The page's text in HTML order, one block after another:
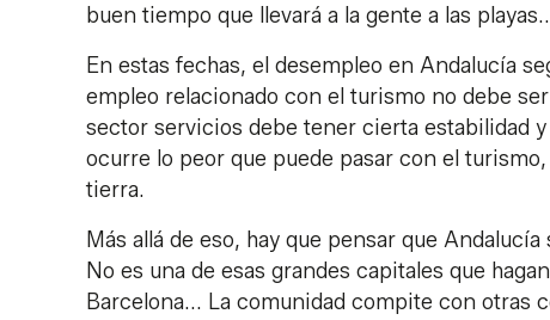
buen tiempo que llevará a la gente a las
En estas fechas, el desempleo en Andalucía
empleo relacionado con el turismo no debe
sector servicios debe tener cierta estabilidad
ocurre lo peor que puede pasar con el
tierra.
Más allá de eso, hay que pensar que
No es una de esas grandes capitales que
Barcelona... La comunidad compite con otras